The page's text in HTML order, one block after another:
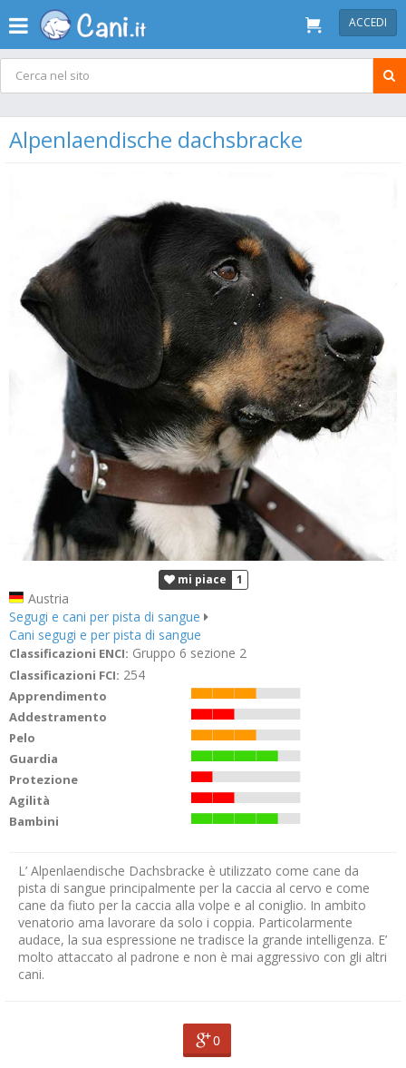
ACCEDI
Alpenlaendische dachsbracke
mi piace 1
Austria
Segugi e cani per pista di sangue
Cani segugi e per pista di sangue
Classificazioni ENCI: Gruppo 6 sezione 2
Classificazioni FCI: 254
Apprendimento
Addestramento
Pelo
Guardia
Protezione
Agilità
Bambini
L’ Alpenlaendische Dachsbracke è utilizzato come cane da
pista di sangue principalmente per la caccia al cervo e come
cane da fiuto per la caccia alla volpe e al coniglio. In ambito
venatorio ama lavorare da solo i coppia. Particolarmente
audace, la sua espressione ne tradisce la grande intelligenza. E’
molto attaccato al padrone e non è mai aggressivo con gli altri
cani.
0